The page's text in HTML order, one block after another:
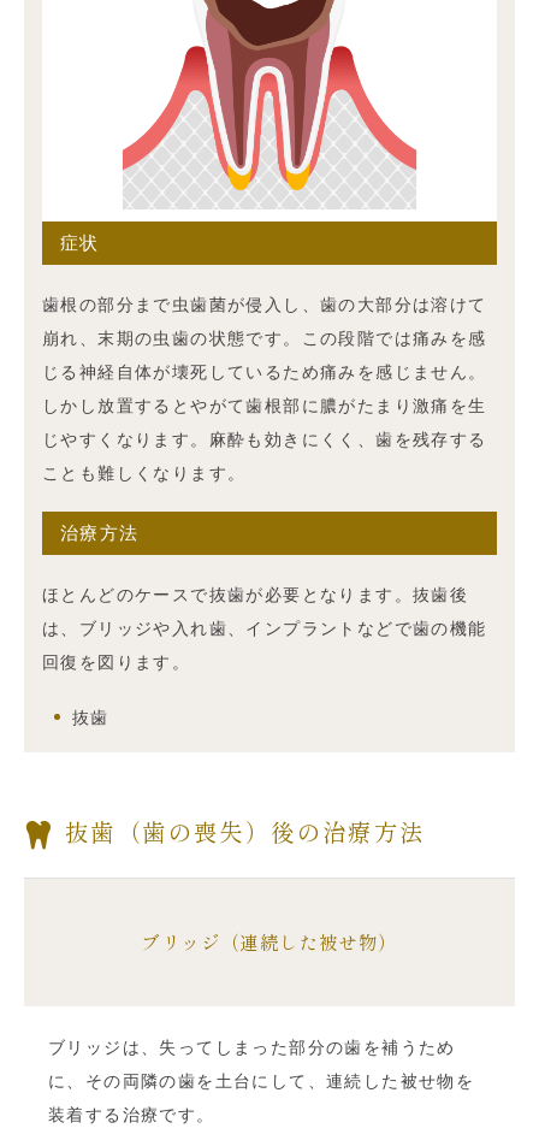
症状
歯根の部分まで虫歯菌が侵入し、歯の大部分は溶けて
崩れ、末期の虫歯の状態です。この段階では痛みを感
じる神経自体が壊死しているため痛みを感じません。
しかし放置するとやがて歯根部に膿がたまり激痛を生
じやすくなります。麻酔も効きにくく、歯を残存する
ことも難しくなります。
治療方法
ほとんどのケースで抜歯が必要となります。抜歯後
は、ブリッジや入れ歯、インプラントなどで歯の機能
回復を図ります。
抜歯
抜歯（歯の喪失）後の治療方法
ブリッジ（連続した被せ物）
ブリッジは、失ってしまった部分の歯を補うため
に、その両隣の歯を土台にして、連続した被せ物を
装着する治療です。